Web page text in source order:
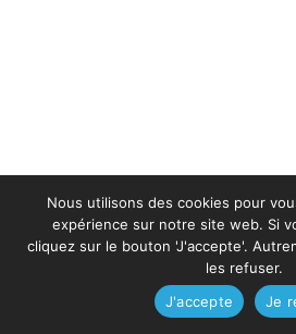
Nous utilisons des cookies pour
expérience sur notre site web. Si
cliquez sur le bouton 'J'accepte'.
les refuser.
J'accepte
Je